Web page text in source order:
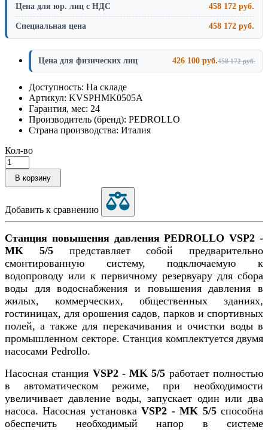
Цена для юр. лиц с НДС 458 172 руб.
Специальная цена 458 172 руб.
Цена для физических лиц 426 100 руб.458 172 руб.
Доступность: На складе
Артикул: KVSPHMK0505A
Гарантия, мес: 24
Производитель (бренд): PEDROLLO
Страна производства: Италия
Кол-во
В корзину
Добавить к сравнению
Станция повышения давления PEDROLLO VSP2 -
MK 5/5 представляет собой предварительно
смонтированную систему, подключаемую к
водопроводу или к первичному резервуару для сбора
воды для водоснабжения и повышения давления в
жилых, коммерческих, общественных зданиях,
гостиницах, для орошения садов, парков и спортивных
полей, а также для перекачивания и очистки воды в
промышленном секторе. Станция комплектуется двумя
насосами Pedrollo.
Насосная станция VSP2 - MK 5/5 работает полностью
в автоматическом режиме, при необходимости
увеличивает давление воды, запускает один или два
насоса. Насосная установкаVSP2 - MK 5/5способна
обеспечить необходимый напор в системе